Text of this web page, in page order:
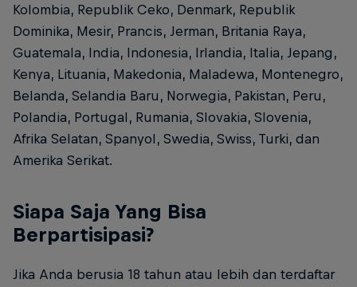
Kolombia, Republik Ceko, Denmark, Republik
Dominika, Mesir, Prancis, Jerman, Britania Raya,
Guatemala, India, Indonesia, Irlandia, Italia, Jepang,
Kenya, Lituania, Makedonia, Maladewa, Montenegro,
Belanda, Selandia Baru, Norwegia, Pakistan, Peru,
Polandia, Portugal, Rumania, Slovakia, Slovenia,
Afrika Selatan, Spanyol, Swedia, Swiss, Turki, dan
Amerika Serikat.
Siapa Saja Yang Bisa
Berpartisipasi?
Jika Anda berusia 18 tahun atau lebih dan terdaftar